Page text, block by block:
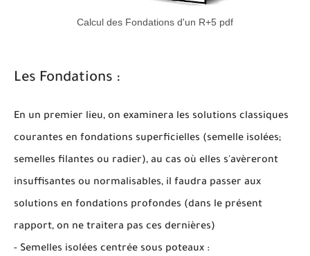
Calcul des Fondations d'un R+5 pdf
Les Fondations :
En un premier lieu, on examinera les solutions classiques
courantes en fondations superficielles (semelle isolées;
semelles filantes ou radier), au cas où elles s'avèreront
insuffisantes ou normalisables, il faudra passer aux
solutions en fondations profondes (dans le présent
rapport, on ne traitera pas ces dernières)
- Semelles isolées centrée sous poteaux :